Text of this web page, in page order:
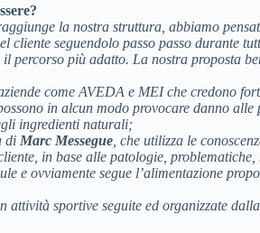
la nostra struttura, abbiamo
cliente seguendolo passo passo durante
più adatto. La nostra proposta
come AVEDA e MEI che credono
in alcun modo provocare danno alle
ingredienti naturali;
di Marc Messegue , che utilizza le
in base alle patologie,
e ovviamente segue l’alimentazione
attività sportive seguite ed organizzate